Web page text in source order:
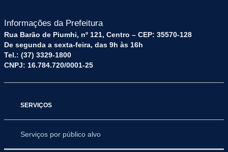
Informações da Prefeitura
Rua Barão de Piumhi, nº 121, Centro – CEP: 35570-128
De segunda a sexta-feira, das 9h às 16h
Tel.: (37) 3329-1800
CNPJ: 16.784.720/0001-25
SERVIÇOS
Serviços por público alvo